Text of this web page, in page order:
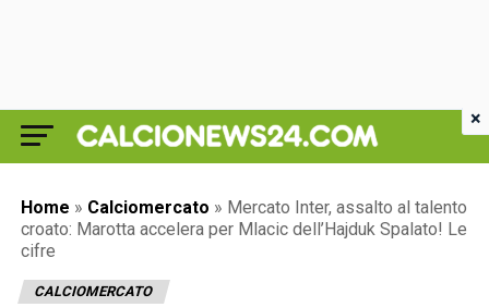
Home » Calciomercato » Mercato Inter, assalto al talento
croato: Marotta accelera per Mlacic dell’Hajduk Spalato! Le
cifre
CALCIOMERCATO
×